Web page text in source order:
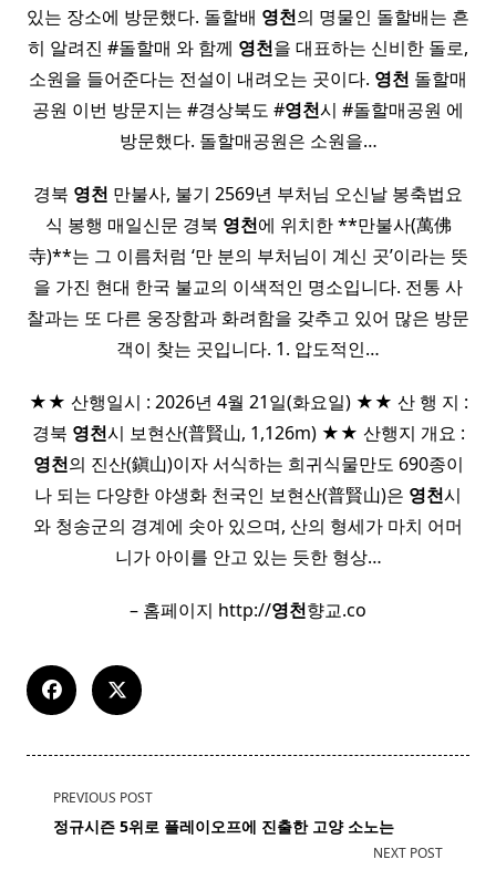
있는 장소에 방문했다. 돌할배 영천의 명물인 돌할배는 흔
히 알려진 #돌할매 와 함께 영천을 대표하는 신비한 돌로,
소원을 들어준다는 전설이 내려오는 곳이다. 영천 돌할매
공원 이번 방문지는 #경상북도 #영천시 #돌할매공원 에
방문했다. 돌할매공원은 소원을…
경북 영천 만불사, 불기 2569년 부처님 오신날 봉축법요
식 봉행 매일신문 경북 영천에 위치한 **만불사(萬佛
寺)**는 그 이름처럼 ‘만 분의 부처님이 계신 곳’이라는 뜻
을 가진 현대 한국 불교의 이색적인 명소입니다. 전통 사
찰과는 또 다른 웅장함과 화려함을 갖추고 있어 많은 방문
객이 찾는 곳입니다. ​1. 압도적인…
★★ 산행일시 : 2026년 4월 21일(화요일) ★★ 산 행 지 :
경북 영천시 보현산(普賢山, 1,126m) ★★ 산행지 개요 :
영천의 진산(鎭山)이자 서식하는 희귀식물만도 690종이
나 되는 다양한 야생화 천국인 보현산(普賢山)은 영천시
와 청송군의 경계에 솟아 있으며, 산의 형세가 마치 어머
니가 아이를 안고 있는 듯한 형상…
– 홈페이지 http://영천향교.co
<span
class="nav-
PREVIOUS POST
정규시즌 5위로 플레이오프에 진출한 고양 소노는
NEXT POST